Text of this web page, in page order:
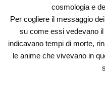
cosmologia e
Per cogliere il messaggio
su come essi vedevano
indicavano tempi di morte,
le anime che vivevano in